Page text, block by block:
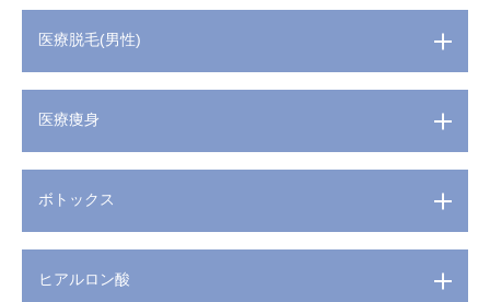
医療脱毛(男性)
医療痩身
ボトックス
ヒアルロン酸